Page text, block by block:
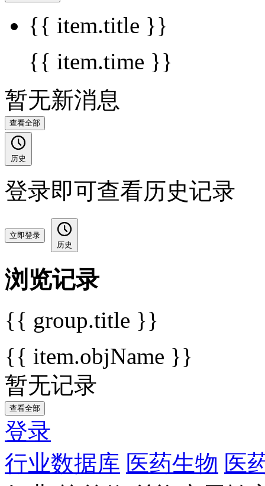
{{ item.title }}
{{ item.time }}
暂无新消息
查看全部
历史
登录即可查看历史记录
立即登录
历史
浏览记录
{{ group.title }}
{{ item.objName }}
暂无记录
查看全部
登录
行业数据库 医药生物 医